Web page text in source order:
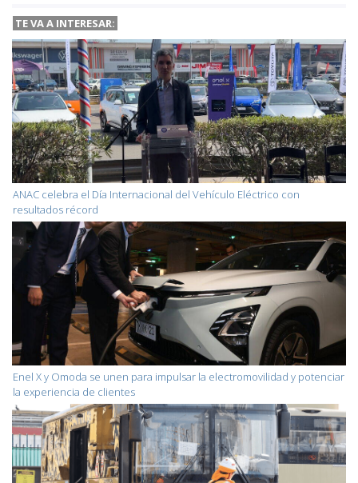
TE VA A INTERESAR:
ANAC celebra el Día Internacional del Vehículo Eléctrico con
resultados récord
Enel X y Omoda se unen para impulsar la electromovilidad y potenciar
la experiencia de clientes